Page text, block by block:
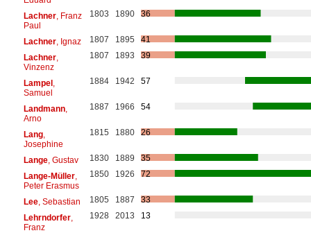
Lachner, Franz
Paul
1803 1890 36
Lachner, Ignaz 1807 1895
41
Lachner,
Vinzenz
1807 1893 39
Lampel,
Samuel
1884 1942 57
Landmann,
Arno
1887 1966 54
Lang,
Josephine
1815 1880 26
Lange, Gustav 1830 1889
35
Lange-Müller,
Peter Erasmus
1850 1926 72
Lee, Sebastian 1805 1887
33
Lehrndorfer,
Franz
1928 2013 13